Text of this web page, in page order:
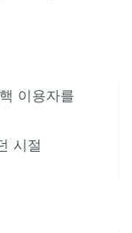
이용자를
시절